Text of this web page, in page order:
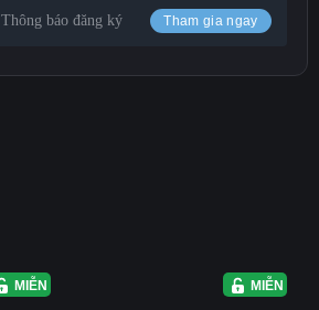
Thông báo đăng ký Tham gia ngay
MIỄN PHÍ MIỄN PHÍ